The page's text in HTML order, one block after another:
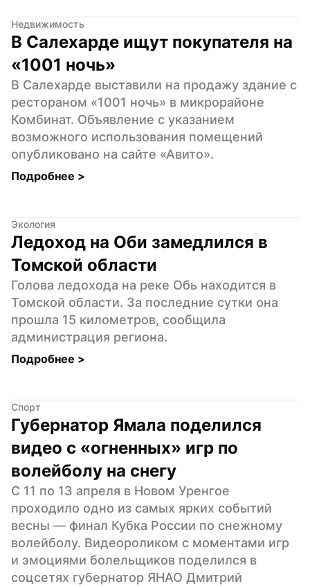
Недвижимость
В Салехарде ищут покупателя на
«1001 ночь»
В Салехарде выставили на продажу здание с
рестораном «1001 ночь» в микрорайоне
Комбинат. Объявление с указанием
возможного использования помещений
опубликовано на сайте «Авито».
Подробнее >
Экология
Ледоход на Оби замедлился в
Томской области
Голова ледохода на реке Обь находится в
Томской области. За последние сутки она
прошла 15 километров, сообщила
администрация региона.
Подробнее >
Спорт
Губернатор Ямала поделился
видео с «огненных» игр по
волейболу на снегу
С 11 по 13 апреля в Новом Уренгое
проходило одно из самых ярких событий
весны — финал Кубка России по снежному
волейболу. Видеороликом с моментами игр
и эмоциями болельщиков поделился в
соцсетях губернатор ЯНАО Дмитрий